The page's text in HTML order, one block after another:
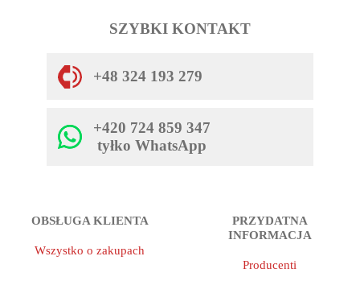
SZYBKI KONTAKT
+48 324 193 279
+420 724 859 347
tyłko WhatsApp
OBSŁUGA KLIENTA
Wszystko o zakupach
PRZYDATNA
INFORMACJA
Producenti